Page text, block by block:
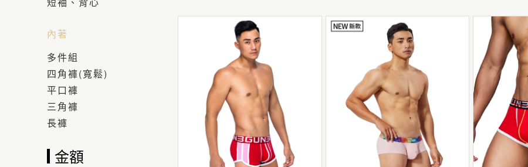
內著
多件組
四角褲(寬鬆)
平口褲
三角褲
長褲
金額